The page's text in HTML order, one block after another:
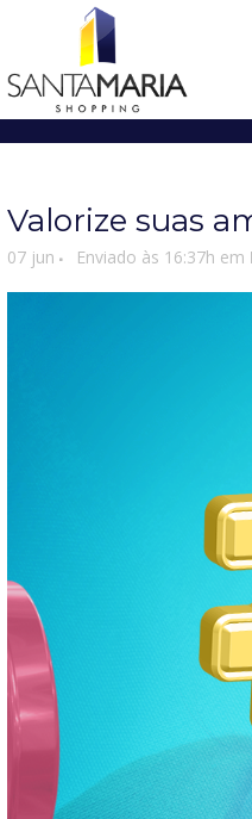
Valorize suas
07 jun Enviado às 16:37h em